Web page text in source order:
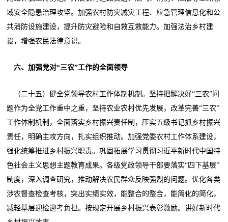
域安全隐患治理攻坚。加强农村防灾减灾工程、应急管理信息化和公
共消防设施建设，提升防灾避险和自救互救能力。加强法治乡村建
设，增强农民法律意识。
六、加强党对“三农”工作的全面领导
（二十五）健全党领导农村工作体制机制。坚持把解决好“三农”问
题作为全党工作重中之重，坚持农业农村优先发展，改革完善“三农”
工作体制机制，全面落实乡村振兴责任制，压实五级书记抓乡村振兴
责任，明确主攻方向，扎实组织推动。加强党委农村工作体系建设，
强化统筹推进乡村振兴职责。巩固拓展学习贯彻习近平新时代中国特
色社会主义思想主题教育成果。各级党政领导干部要落实“四下基层”
制度，深入调查研究，推动解决农民群众反映强烈的问题。优化各类
涉农督查检查考核，突出实绩实效，能整合的整合，能简化的简化，
减轻基层迎检迎考负担。按规定开展乡村振兴表彰激励。讲好新时代